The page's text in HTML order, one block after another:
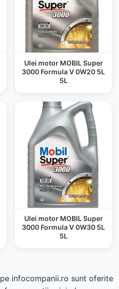
Ulei motor MOBIL Super
3000 Formula V 0W20 5L
5L
Ulei motor MOBIL Super
3000 Formula V 0W30 5L
5L
infocompanii.ro sunt oferite